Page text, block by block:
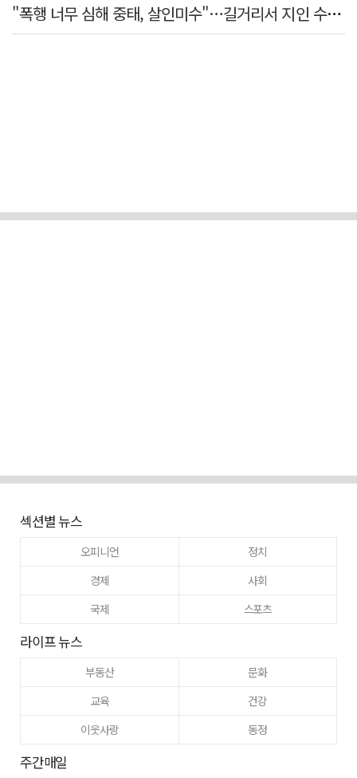
"폭행 너무 심해 중태, 살인미수"…길거리서 지인 수십회 때린 50대 '긴급체포'
섹션별 뉴스
오피니언
정치
경제
사회
국제
스포츠
라이프 뉴스
부동산
문화
교육
건강
이웃사랑
동정
주간매일